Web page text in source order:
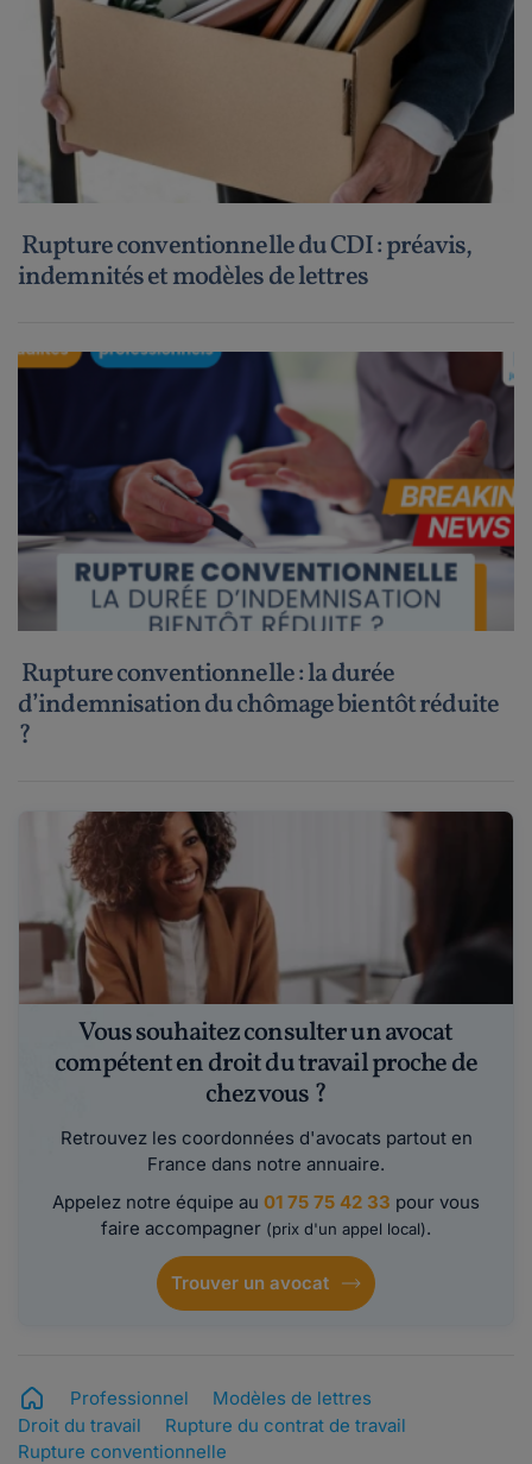
Rupture conventionnelle du CDI : préavis,
indemnités et modèles de lettres
Rupture conventionnelle : la durée
d’indemnisation du chômage bientôt réduite
?
Vous souhaitez consulter un avocat
compétent en droit du travail proche de
chez vous ?
Retrouvez les coordonnées d'avocats partout en
France dans notre annuaire.
Appelez notre équipe au 01 75 75 42 33 pour vous
faire accompagner (prix d'un appel local).
Trouver un avocat
Professionnel
Modèles de lettres
Droit du travail
Rupture du contrat de travail
Rupture conventionnelle